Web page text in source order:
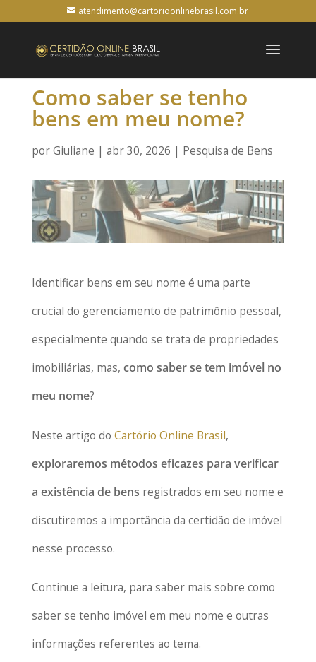
atendimento@cartorioonlinebrasil.com.br
Como saber se tenho
bens em meu nome?
porGiuliane | abr 30, 2026 | Pesquisa de Bens
Identificar bens em seu nome é uma parte
crucial do gerenciamento de patrimônio pessoal,
especialmente quando se trata de propriedades
imobiliárias, mas, como saber se tem imóvel no
meu nome?
Neste artigo do Cartório Online Brasil,
exploraremos métodos eficazes para verificar
a existência de bens registrados em seu nome e
discutiremos a importância da certidão de imóvel
nesse processo.
Continue a leitura, para saber mais sobre como
saber se tenho imóvel em meu nome e outras
informações referentes ao tema.